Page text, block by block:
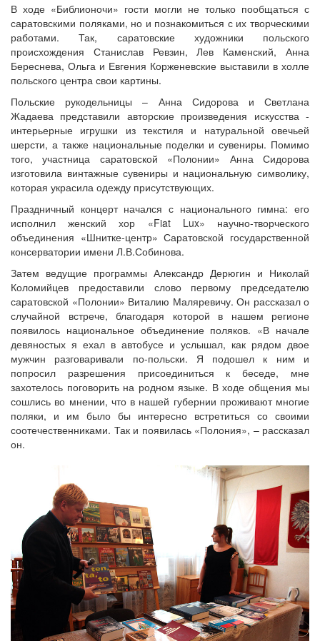
В ходе «Библионочи» гости могли не только пообщаться с
саратовскими поляками, но и познакомиться с их творческими
работами. Так, саратовские художники польского
происхождения Станислав Ревзин, Лев Каменский, Анна
Береснева, Ольга и Евгения Корженевские выставили в холле
польского центра свои картины.
Польские рукодельницы – Анна Сидорова и Светлана
Жадаева представили авторские произведения искусства -
интерьерные игрушки из текстиля и натуральной овечьей
шерсти, а также национальные поделки и сувениры. Помимо
того, участница саратовской «Полонии» Анна Сидорова
изготовила винтажные сувениры и национальную символику,
которая украсила одежду присутствующих.
Праздничный концерт начался с национального гимна: его
исполнил женский хор «Fiat Lux» научно-творческого
объединения «Шнитке-центр» Саратовской государственной
консерватории имени Л.В.Собинова.
Затем ведущие программы Александр Дерюгин и Николай
Коломийцев предоставили слово первому председателю
саратовской «Полонии» Виталию Маляревичу. Он рассказал о
случайной встрече, благодаря которой в нашем регионе
появилось национальное объединение поляков. «В начале
девяностых я ехал в автобусе и услышал, как рядом двое
мужчин разговаривали по-польски. Я подошел к ним и
попросил разрешения присоединиться к беседе, мне
захотелось поговорить на родном языке. В ходе общения мы
сошлись во мнении, что в нашей губернии проживают многие
поляки, и им было бы интересно встретиться со своими
соотечественниками. Так и появилась «Полония», – рассказал
он.